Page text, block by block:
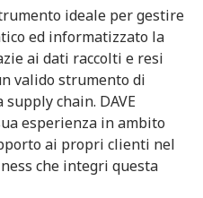
ideale per gestire
ed informatizzato la
ai dati raccolti e resi
valido strumento di
chain. DAVE
esperienza in ambito
ai propri clienti nel
che integri questa